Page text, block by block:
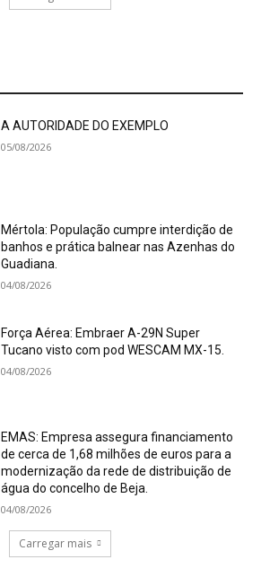
A AUTORIDADE DO EXEMPLO
05/08/2026
Mértola: População cumpre interdição de
banhos e prática balnear nas Azenhas do
Guadiana.
04/08/2026
Força Aérea: Embraer A-29N Super
Tucano visto com pod WESCAM MX-15.
04/08/2026
EMAS: Empresa assegura financiamento
de cerca de 1,68 milhões de euros para a
modernização da rede de distribuição de
água do concelho de Beja.
04/08/2026
Carregar mais